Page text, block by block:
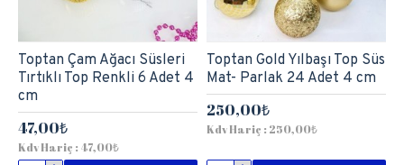
Toptan Çam Ağacı Süsleri
Tırtıklı Top Renkli 6 Adet 4
cm
47,00₺
Kdv Hariç : 47,00₺
Toptan Gold Yılbaşı Top Süs
Mat- Parlak 24 Adet 4 cm
250,00₺
Kdv Hariç : 250,00₺